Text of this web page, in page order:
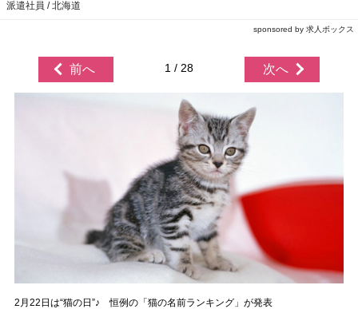
派遣社員 / 北海道
sponsored by 求人ボックス
前へ 1 / 28 次へ
2月22日は“猫の日”♪ 恒例の「猫の名前ランキング」が発表